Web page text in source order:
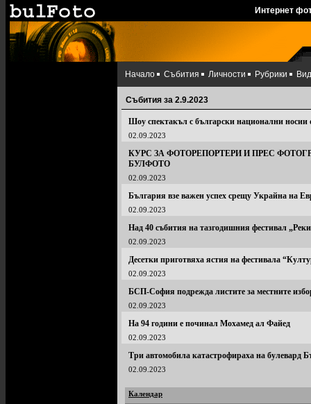
Интернет
Начало Събития Личности Рубрики
Събития за 2.9.2023
Шоу спектакъл с български национални носии
02.09.2023
КУРС ЗА ФОТОРЕПОРТЕРИ И ПРЕС
БУЛФОТО
02.09.2023
България взе важен успех срещу Украйна на
02.09.2023
Над 40 събития на тазгодишния фестивал
02.09.2023
Десетки приготвяха ястия на фестивала
02.09.2023
БСП-София подрежда листите за местните
02.09.2023
На 94 години е починал Мохамед ал Файед
02.09.2023
Три автомобила катастрофираха на булевард
02.09.2023
Календар